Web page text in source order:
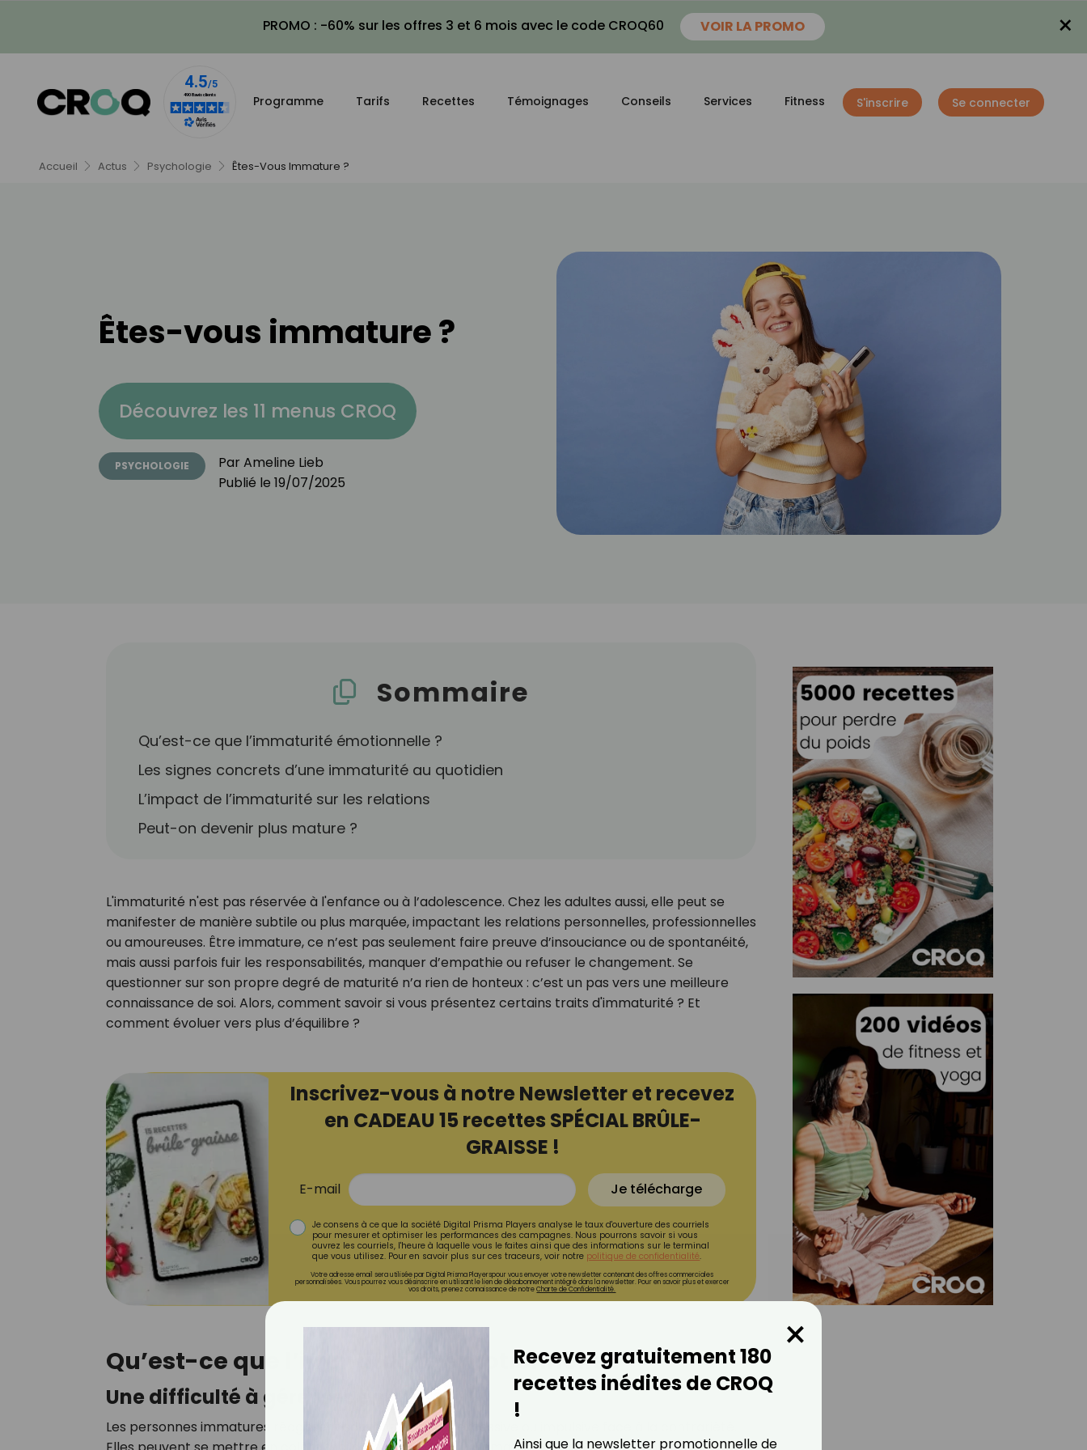
PROMO : -60% sur les offres 3 et 6 mois avec le code CROQ60 VOIR LA PROMO ×
Programme Tarifs Recettes Témoignages Conseils Services Fitness S'inscrire Se connecter
Accueil Actus Psychologie Êtes-Vous Immature ?
Êtes-vous immature ?
Découvrez les 11 menus CROQ
PSYCHOLOGIE ParAmeline Lieb
Publié le 19/07/2025
Sommaire
Qu’est-ce que l’immaturité émotionnelle ?
Les signes concrets d’une immaturité au quotidien
L’impact de l’immaturité sur les relations
Peut-on devenir plus mature ?
L'immaturité n'est pas réservée à l'enfance ou à l’adolescence. Chez les adultes aussi, elle peut se
manifester de manière subtile ou plus marquée, impactant les relations personnelles, professionnelles
ou amoureuses. Être immature, ce n’est pas seulement faire preuve d’insouciance ou de spontanéité,
mais aussi parfois fuir les responsabilités, manquer d’empathie ou refuser le changement. Se
questionner sur son propre degré de maturité n’a rien de honteux : c’est un pas vers une meilleure
connaissance de soi. Alors, comment savoir si vous présentez certains traits d'immaturité ? Et
comment évoluer vers plus d’équilibre ?
Inscrivez-vous à notre Newsletter et recevez
en CADEAU 15 recettes SPÉCIAL BRÛLE-
GRAISSE !
E-mail Je télécharge
Je consens à ce que la société Digital Prisma Players analyse le taux d'ouverture des courriels
pour mesurer et optimiser les performances des campagnes. Nous pourrons savoir si vous
ouvrez les courriels, l'heure à laquelle vous le faites ainsi que des informations sur le terminal
que vous utilisez. Pour en savoir plus sur ces traceurs, voir notre politique de confidentialité.
Votre adresse email sera utilisée par Digital Prisma Playerspour vous envoyer votre newsletter contenant des offres commerciales
personnalisées. Vous pourrez vous désinscrire en utilisant le lien de désabonnement intégré dans la newsletter. Pour en savoir plus et exercer
vos droits, prenez connaissance de notreCharte de Confidentialité.
Qu’est-ce que l’immaturité émotionnelle ?
Une difficulté à gérer ses émotions
Les personnes immatures réagissent souvent de façon excessive ou impulsive face à la contrariété.
×
Recevez gratuitement 180
recettes inédites de CROQ
!
Ainsi que la newsletter promotionnelle de